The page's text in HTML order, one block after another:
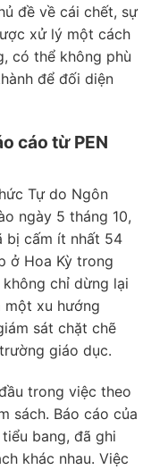
đề về cái chết, sự
xử lý một cách
có thể không phù
để đối diện
cáo từ PEN
Tự do Ngôn
ngày 5 tháng 10,
bị cấm ít nhất 54
ở Hoa Kỳ trong
chỉ dừng lại
xu hướng
sát chặt chẽ
giáo dục.
trong việc theo
sách. Báo cáo của
bang, đã ghi
khác nhau. Việc